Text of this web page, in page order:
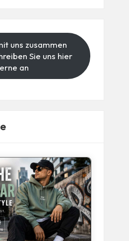
uns zusammen
Sie uns hier
an